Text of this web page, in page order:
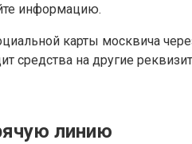
информацию.
карты москвича
средства на другие
линию